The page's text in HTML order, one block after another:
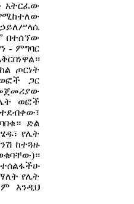
አትርፈው
በተሰኘው
- ምግባር
ጦርነት
ጋር
ወፎች
ድል
የሌት
ከተጓዙ
የሌት
እንዲህ